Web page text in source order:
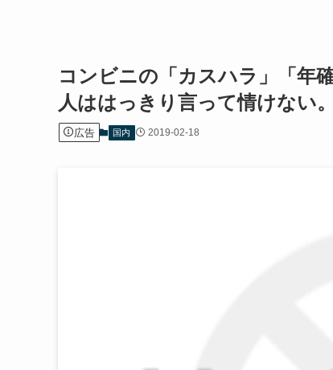
コンビニの「カスハラ」「年
人ははっきり言って情けない。
広告 国内 2019-02-18